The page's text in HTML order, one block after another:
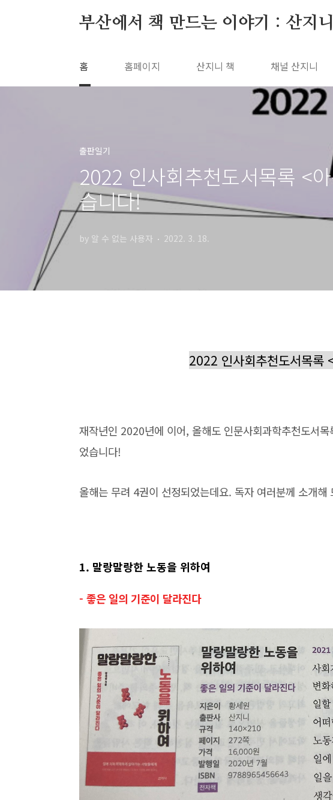
부산에서 책 만드는 이야기 : 산지
홈 홈페이지 산지니 책 채널 산지니
출판일기
2022 인사회추천도서목록 <
습니다!
by 알 수 없는 사용자 2022. 3. 18.
2022 인사회추천도서목록
재작년인 2020년에 이어, 올해도 인문사회과학추천도서
었습니다!
올해는 무려 4권이 선정되었는데요. 독자 여러분께 소개해
1. 말랑말랑한 노동을 위하여
- 좋은 일의 기준이 달라진다